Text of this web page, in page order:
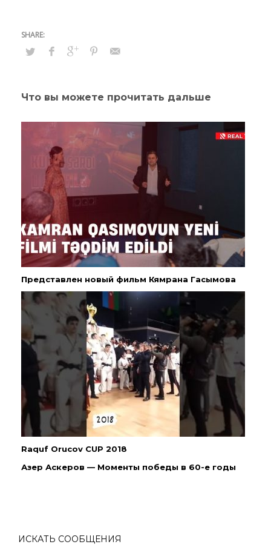
Что вы можете прочитать дальше
Представлен новый фильм Кямрана Гасымова
Raquf Orucov CUP 2018
Азер Аскеров — Моменты победы в 60-е годы
ИСКАТЬ СООБЩЕНИЯ